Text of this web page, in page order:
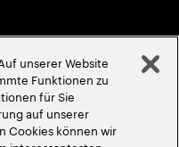
unserer Website
Funktionen zu
für Sie
auf unserer
Cookies können wir